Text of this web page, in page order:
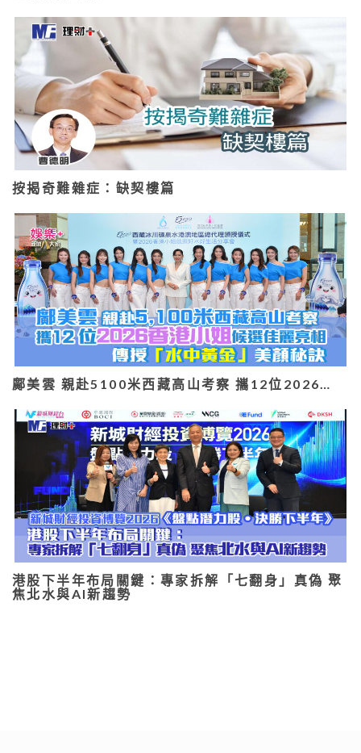
按揭奇難雜症：缺契樓篇
鄺美雲 親赴5100米西藏高山考察 攜12位2026…
港股下半年布局關鍵：專家拆解「七翻身」真偽 聚
焦北水與AI新趨勢